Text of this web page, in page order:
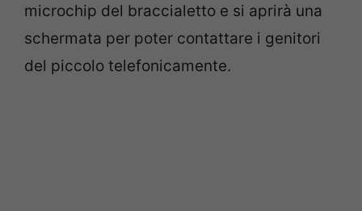
microchip del braccialetto e si aprirà una
schermata per poter contattare i genitori
del piccolo telefonicamente.